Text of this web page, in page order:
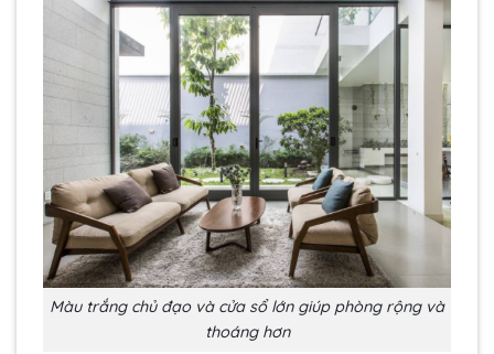
Màu trắng chủ đạo và cửa sổ lớn giúp phòng rộng và
thoáng hơn